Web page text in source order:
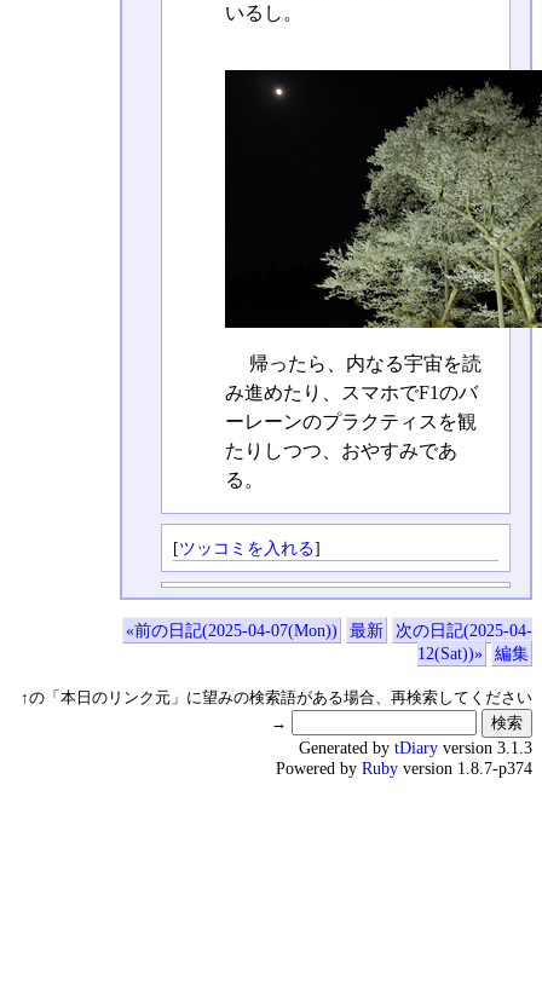
いるし。
帰ったら、内なる宇宙を読
み進めたり、スマホでF1のバ
ーレーンのプラクティスを観
たりしつつ、おやすみであ
る。
[ツッコミを入れる]
«前の日記(2025-04-07(Mon)) 最新
次の日記(2025-04-
12(Sat))»
編集
↑の「本日のリンク元」に望みの検索語がある場合、再検索してください
→
Generated by tDiary version 3.1.3
Powered by Ruby version 1.8.7-p374